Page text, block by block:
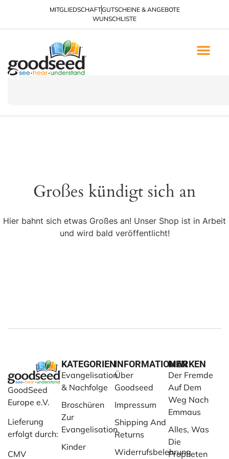
MITGLIEDSCHAFTGUTSCHEINE & ANGEBOTE
WUNSCHLISTE
Großes kündigt sich an
Hier bahnt sich etwas Großes an! Unser Shop ist in Arbeit
und wird bald veröffentlicht!
GoodSeed
Europe e.V.
Lieferung
erfolgt durch:
CMV
KATEGORIEN
Evangelisation
& Nachfolge
Broschüren
Zur
Evangelisation
Kinder
INFORMATIONEN
Über
Goodseed
Impressum
Shipping And
Returns
Widerrufsbelehrung
MARKEN
Der Fremde
Auf Dem
Weg Nach
Emmaus
Alles, Was
Die
Propheten